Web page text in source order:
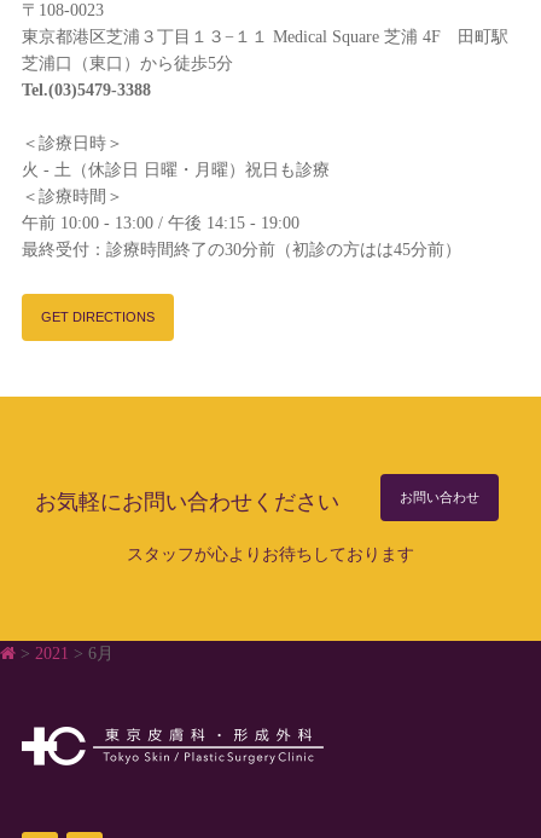
〒108-0023
東京都港区芝浦３丁目１３−１１ Medical Square 芝浦 4F 田町駅
芝浦口（東口）から徒歩5分
Tel.(03)5479-3388
＜診療日時＞
火 - 土（休診日 日曜・月曜）祝日も診療
＜診療時間＞
午前 10:00 - 13:00 / 午後 14:15 - 19:00
最終受付：診療時間終了の30分前（初診の方はは45分前）
GET DIRECTIONS
お気軽にお問い合わせください お問い合わせ
スタッフが心よりお待ちしております
> 2021 > 6月